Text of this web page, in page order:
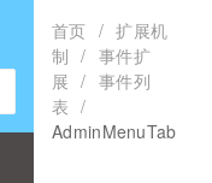
首页 / 扩展机
制 / 事件扩
展 / 事件列
表 /
AdminMenuTab